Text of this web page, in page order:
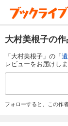
大村美根子の
「大村美根子」の「
レビューをお届けしま
フォローすると、この作